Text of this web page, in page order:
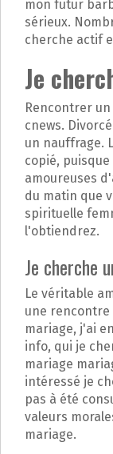
mon futur
sérieux.
cherche actif
Je
Rencontrer
cnews.
un nauffrage.
copié,
amoureuses
du matin que
spirituelle
l'obtiendrez.
Je cherche
Le véritable
une
mariage, j'ai
info, qui je
mariage
intéressé je
pas à été
valeurs
mariage.